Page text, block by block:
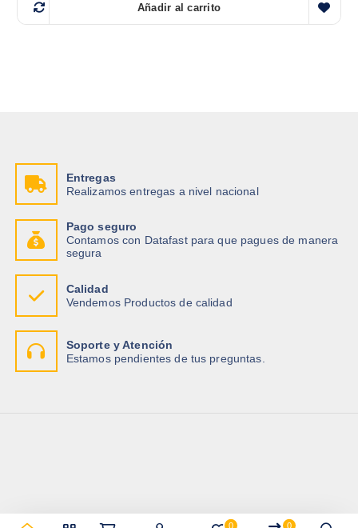
Añadir al carrito
Entregas
Realizamos entregas a nivel nacional
Pago seguro
Contamos con Datafast para que pagues de manera
segura
Calidad
Vendemos Productos de calidad
Soporte y Atención
Estamos pendientes de tus preguntas.
0 0